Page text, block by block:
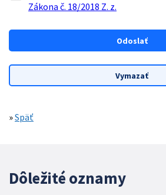
Zákona č. 18/2018 Z. z.
»Späť
Dôležité oznamy